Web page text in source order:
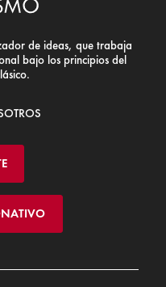
de ideas, que trabaja
bajo los principios del